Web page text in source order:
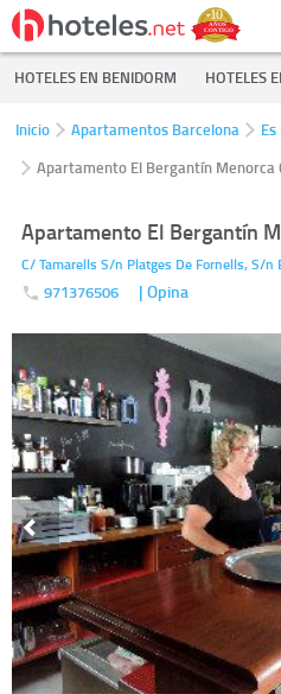
HOTELES EN BENIDORM HOTELES
Inicio Apartamentos Barcelona
Apartamento El Bergantín Menorca
Apartamento El Bergantín
C/ Tamarells S/n Platges De Fornells, S/n
971376506 | Opina